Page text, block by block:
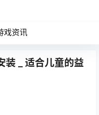
戏资讯
装 _ 适合儿童的益